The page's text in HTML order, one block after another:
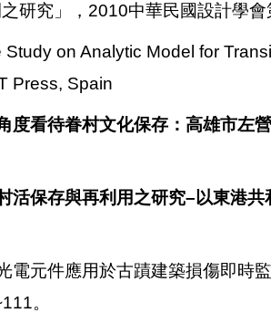
研究」，2010中華民國設計學
Study on Analytic Model for
Press, Spain
度看待眷村文化保存：高雄市左
活保存與再利用之研究–以東港共
電元件應用於古蹟建築損傷即時
。